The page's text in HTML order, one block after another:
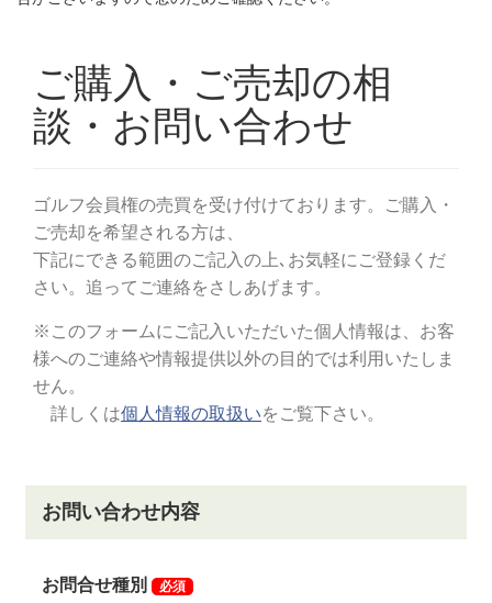
①実施 令和5年度分（令和5年4月）より
正会員【改定前】44,000円（税込）→【改定後】
58,300円（税込）
平日会員【改定前】33,000円（税込）→【改定後】
令和5年5月6日受付分までとしていた名義書換料減額キ
ャンペーンが１年間延長され、令和6年5月6日受付分ま
【キャンペーン期間の名義書換料】
正会員(個人・法人)1,100,000円(税込)→770,000円(税
①実施：令和6年5月7日より
※名義書換料減額キャンペーンは令和6年5月6日を以っ
て終了